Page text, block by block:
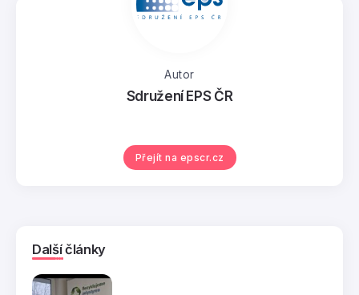
Autor
Sdružení EPS ČR
Přejít na epscr.cz
Další články